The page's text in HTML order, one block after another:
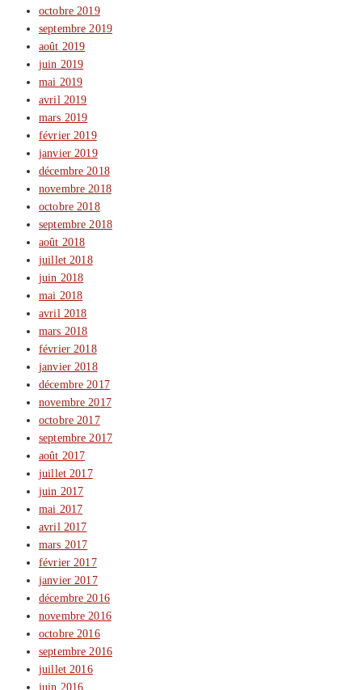
octobre 2019
septembre 2019
août 2019
juin 2019
mai 2019
avril 2019
mars 2019
février 2019
janvier 2019
décembre 2018
novembre 2018
octobre 2018
septembre 2018
août 2018
juillet 2018
juin 2018
mai 2018
avril 2018
mars 2018
février 2018
janvier 2018
décembre 2017
novembre 2017
octobre 2017
septembre 2017
août 2017
juillet 2017
juin 2017
mai 2017
avril 2017
mars 2017
février 2017
janvier 2017
décembre 2016
novembre 2016
octobre 2016
septembre 2016
juillet 2016
juin 2016